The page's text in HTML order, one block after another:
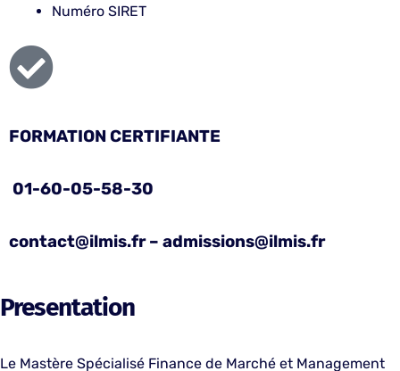
Numéro SIRET
FORMATION CERTIFIANTE
01-60-05-58-30
contact@ilmis.fr – admissions@ilmis.fr
Presentation
Le Mastère Spécialisé Finance de Marché et Management